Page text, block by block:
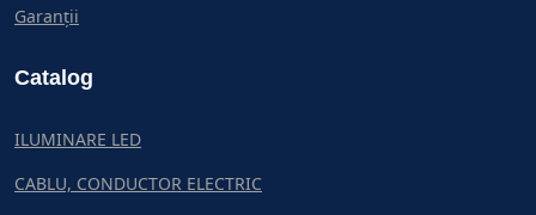
Garanții
Catalog
ILUMINARE LED
CABLU, CONDUCTOR ELECTRIC